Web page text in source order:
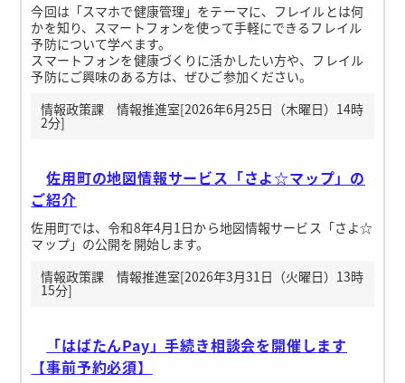
今回は「スマホで健康管理」をテーマに、フレイルとは何
かを知り、スマートフォンを使って手軽にできるフレイル
予防について学べます。
スマートフォンを健康づくりに活かしたい方や、フレイル
予防にご興味のある方は、ぜひご参加ください。
情報政策課 情報推進室[2026年6月25日（木曜日）14時
2分]
佐用町の地図情報サービス「さよ☆マップ」の
ご紹介
佐用町では、令和8年4月1日から地図情報サービス「さよ☆
マップ」の公開を開始します。
情報政策課 情報推進室[2026年3月31日（火曜日）13時
15分]
「はばたんPay」手続き相談会を開催します
【事前予約必須】